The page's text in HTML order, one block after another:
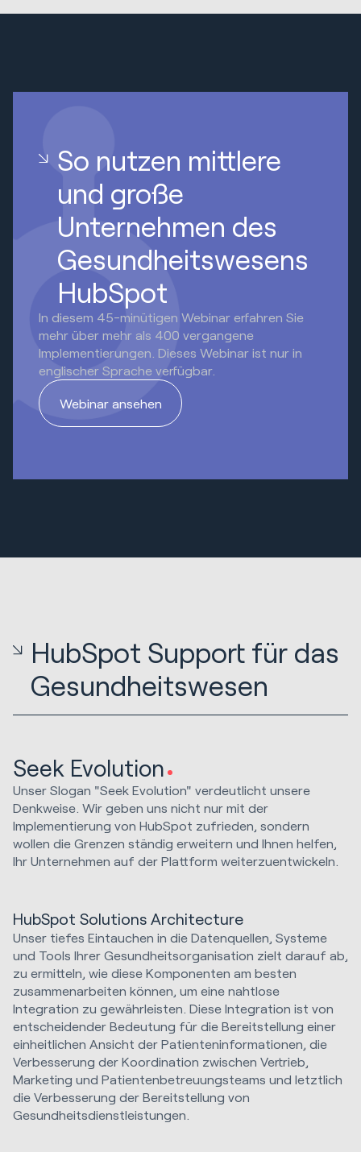
So nutzen mittlere
und große
Unternehmen des
Gesundheitswesens
HubSpot
In diesem 45-minütigen Webinar erfahren Sie
mehr über mehr als 400 vergangene
Implementierungen. Dieses Webinar ist nur in
englischer Sprache verfügbar.
Webinar ansehen
HubSpot Support für das
Gesundheitswesen
Seek Evolution
Unser Slogan "Seek Evolution" verdeutlicht unsere
Denkweise. Wir geben uns nicht nur mit der
Implementierung von HubSpot zufrieden, sondern
wollen die Grenzen ständig erweitern und Ihnen helfen,
Ihr Unternehmen auf der Plattform weiterzuentwickeln.
HubSpot Solutions Architecture
Unser tiefes Eintauchen in die Datenquellen, Systeme
und Tools Ihrer Gesundheitsorganisation zielt darauf ab,
zu ermitteln, wie diese Komponenten am besten
zusammenarbeiten können, um eine nahtlose
Integration zu gewährleisten. Diese Integration ist von
entscheidender Bedeutung für die Bereitstellung einer
einheitlichen Ansicht der Patienteninformationen, die
Verbesserung der Koordination zwischen Vertrieb,
Marketing und Patientenbetreuungsteams und letztlich
die Verbesserung der Bereitstellung von
Gesundheitsdienstleistungen.